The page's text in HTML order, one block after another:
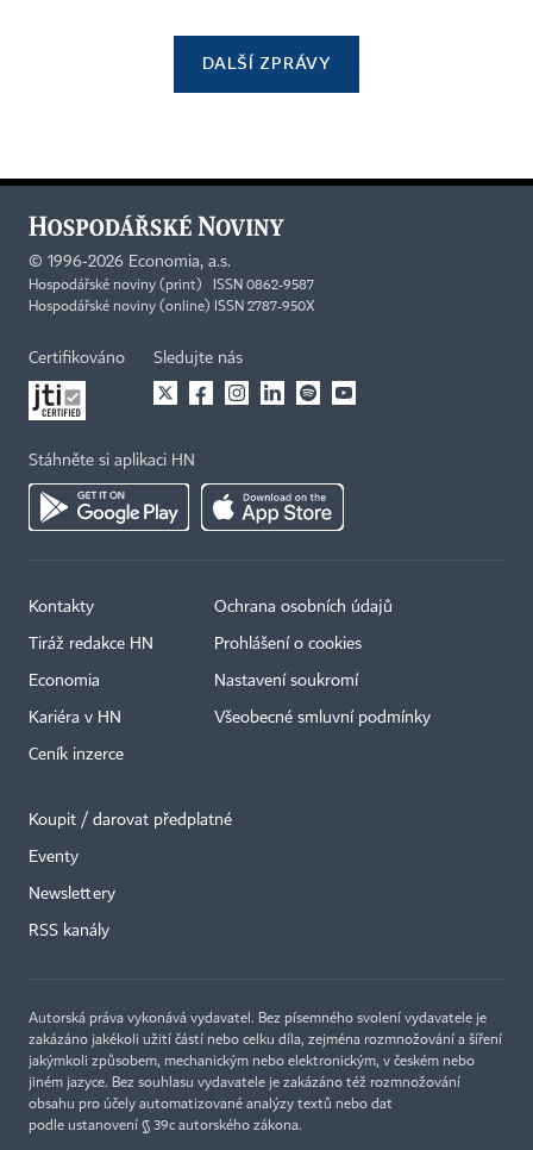
DALŠÍ ZPRÁVY
© 1996-2026 Economia, a.s.
Hospodářské noviny (print) ISSN 0862-9587
Hospodářské noviny (online) ISSN 2787-950X
Certifikováno Sledujte nás
Stáhněte si aplikaci HN
Kontakty
Tiráž redakce HN
Economia
Kariéra v HN
Ceník inzerce
Ochrana osobních údajů
Prohlášení o cookies
Nastavení soukromí
Všeobecné smluvní podmínky
Koupit / darovat předplatné
Eventy
Newslettery
RSS kanály
Autorská práva vykonává vydavatel. Bez písemného svolení vydavatele je
zakázáno jakékoli užití částí nebo celku díla, zejména rozmnožování a šíření
jakýmkoli způsobem, mechanickým nebo elektronickým, v českém nebo
jiném jazyce. Bez souhlasu vydavatele je zakázáno též rozmnožování
obsahu pro účely automatizované analýzy textů nebo dat
podle ustanovení § 39c autorského zákona.